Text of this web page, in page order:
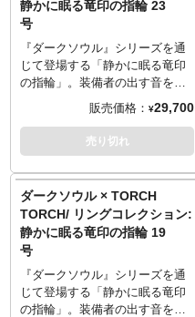
TORCH TORCH OFFICIAL
SITE：http://www.torchtorch.jp
TORCH TORCHのコダワリを
monoマガジンでご紹介いただき
初回入荷: 2018年3月
※ハンドメイドで作られている
ため、ひとつひとつの色合いや
表情が微妙に異なります。
──────────────────
■サイズ
──────────────────
■マテリアル
シルバー925／キュービックジル
──────────────────
■原型制作
赤尾慎也 （HEADLONG）
TORCH TORCH OFFICIAL
SITE：http://www.torchtorch.jp
TORCH TORCHのコダワリを
monoマガジンでご紹介いただき
た。手磨きによる特殊な工程を
経たマット仕上げの上から、さ
らに燻しを加えることでアンテ
ィーク感を追求。『ダークソウ
ル』の空気や情緒を感じられる
の一品です。シルバー925による
独特の、身に着けるほどに生じ
るくすみや黒ずみといった味わ
※世界観を再現するため、意図
的に荒い仕上げや傷を施してお
ります。
※ハンドメイドで作られている
ため、ひとつひとつの色合いや
表情が微妙に異なります。
──────────────────
■サイズ
静かに眠る竜印の指輪 23
号
『ダークソウル』シリーズを通
じて登場する「静かに眠る竜印
の指輪」。装備者の出す音を消
す効果を持つ、プレイヤーにも
馴染み深いアイテムです。そん
な指輪をゲームの世界そのまま
の再現度で、実際に身に着けら
本体はシルバー925製。竜の彫刻
部分は、歪みや傷に至るまで細
やかに彫りこみ、控えめながら
格式あるたたずまいを完全再
現。ゲーム内のビジュアルでは
確認しづらい、アーム部分の美
しく妖しいうねりもしっかりと
販売価格： ¥29,700
売り切れ
ダークソウル × TORCH
TORCH/ リングコレクション:
静かに眠る竜印の指輪 19
号
『ダークソウル』シリーズを通
じて登場する「静かに眠る竜印
の指輪」。装備者の出す音を消